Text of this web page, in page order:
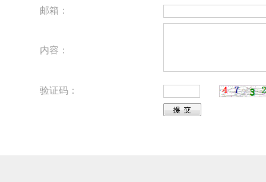
邮箱：
内容：
验证码：